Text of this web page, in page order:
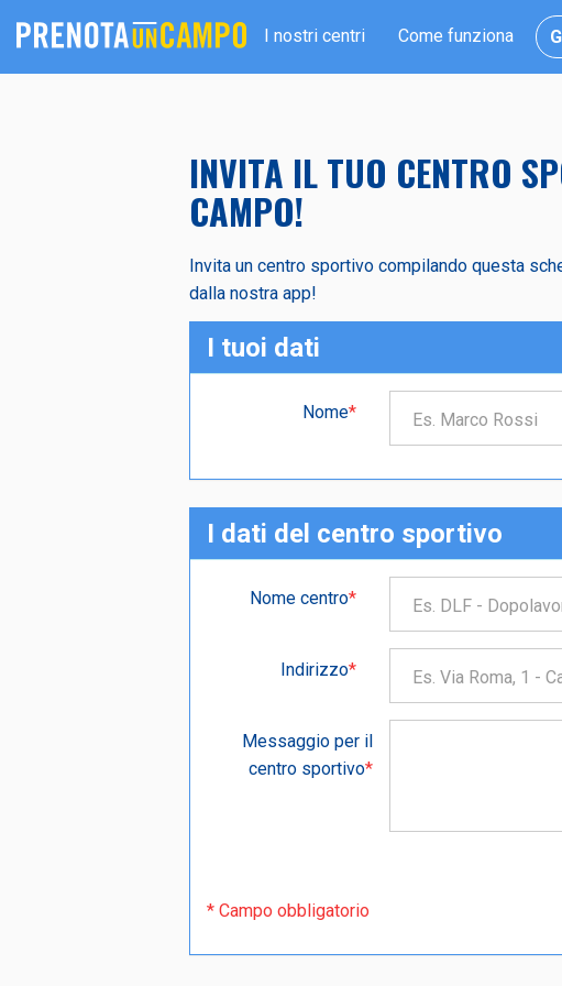
I nostri centri Come funziona
INVITA IL TUO CENTRO
CAMPO!
Invita un centro sportivo compilando questa
dalla nostra app!
I tuoi dati
Nome*
I dati del centro sportivo
Nome centro*
Indirizzo*
Messaggio per il
centro sportivo*
* Campo obbligatorio